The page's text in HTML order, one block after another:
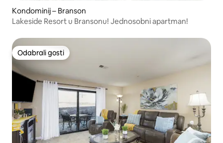
Kondominij – Branson
Lakeside Resort u Bransonu! Jednosobni apartman!
Odabrali gosti
Odabrali gosti